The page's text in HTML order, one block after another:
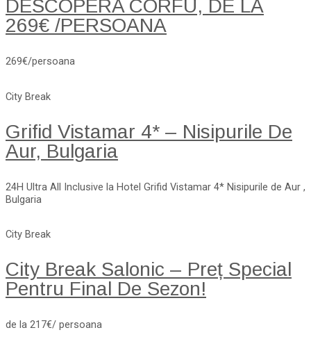
DESCOPERA CORFU, DE LA
269€ /PERSOANA
269€/persoana
City Break
Grifid Vistamar 4* – Nisipurile De
Aur, Bulgaria
24H Ultra All Inclusive la Hotel Grifid Vistamar 4* Nisipurile de Aur ,
Bulgaria
City Break
City Break Salonic – Preț Special
Pentru Final De Sezon!
de la 217€/ persoana